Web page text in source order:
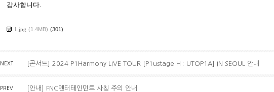
감사합니다
1.jpg (1.4MB) (301)
NEXT [콘서트] 2024 P1Harmony LIVE TOUR [P1ustage H : UTOP1A] IN SEOUL 안내
PREV [안내] FNC엔터테인먼트 사칭 주의 안내